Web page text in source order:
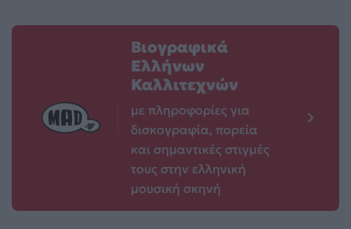
Βιογραφικά
Ελλήνων
Καλλιτεχνών
με πληροφορίες για
δισκογραφία, πορεία
και σημαντικές στιγμές
τους στην ελληνική
μουσική σκηνή